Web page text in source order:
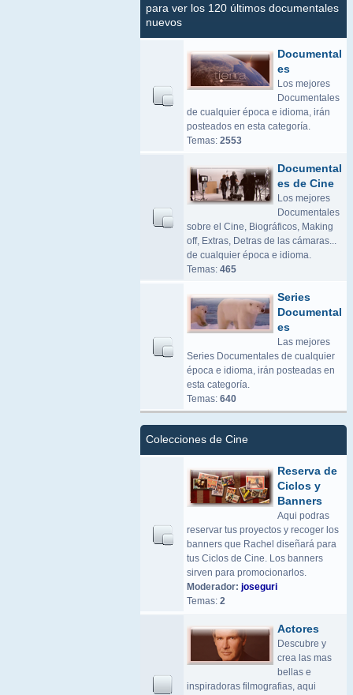
para ver los 120 últimos documentales
nuevos
Documental
es
Los mejores
Documentales
de cualquier época e idioma, irán
posteados en esta categoría.
Temas: 2553
Documental
es de Cine
Los mejores
Documentales
sobre el Cine, Biográficos, Making
off, Extras, Detras de las cámaras...
de cualquier época e idioma.
Temas: 465
Series
Documental
es
Las mejores
Series Documentales de cualquier
época e idioma, irán posteadas en
esta categoría.
Temas: 640
Colecciones de Cine
Reserva de
Ciclos y
Banners
Aqui podras
reservar tus proyectos y recoger los
banners que Rachel diseñará para
tus Ciclos de Cine. Los banners
sirven para promocionarlos.
Moderador: joseguri
Temas: 2
Actores
Descubre y
crea las mas
bellas e
inspiradoras filmografias, aqui